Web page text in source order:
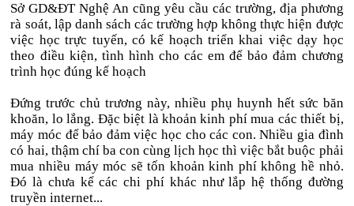
Sở GD&ĐT Nghệ An cũng yêu cầu các trường, địa phương
rà soát, lập danh sách các trường hợp không thực hiện được
việc học trực tuyến, có kế hoạch triển khai việc dạy học
theo điều kiện, tình hình cho các em để bảo đảm chương
trình học đúng kế hoạch
Đứng trước chủ trương này, nhiều phụ huynh hết sức băn
khoăn, lo lắng. Đặc biệt là khoản kinh phí mua các thiết bị,
máy móc để bảo đảm việc học cho các con. Nhiều gia đình
có hai, thậm chí ba con cùng lịch học thì việc bắt buộc phải
mua nhiều máy móc sẽ tốn khoản kinh phí không hề nhỏ.
Đó là chưa kể các chi phí khác như lắp hệ thống đường
truyền internet...